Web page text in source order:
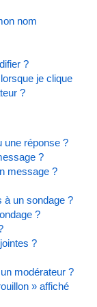
nom
?
je clique
?
une réponse ?
?
message ?
à un sondage ?
?
?
modérateur ?
» affiché